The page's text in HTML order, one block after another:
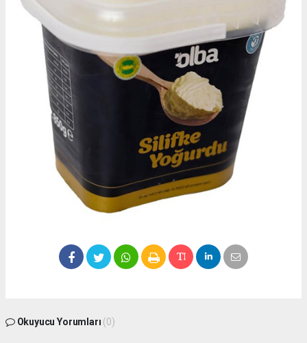
Okuyucu Yorumları (0)